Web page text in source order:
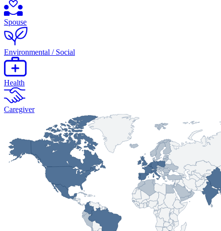
Spouse
Environmental / Social
Health
Caregiver